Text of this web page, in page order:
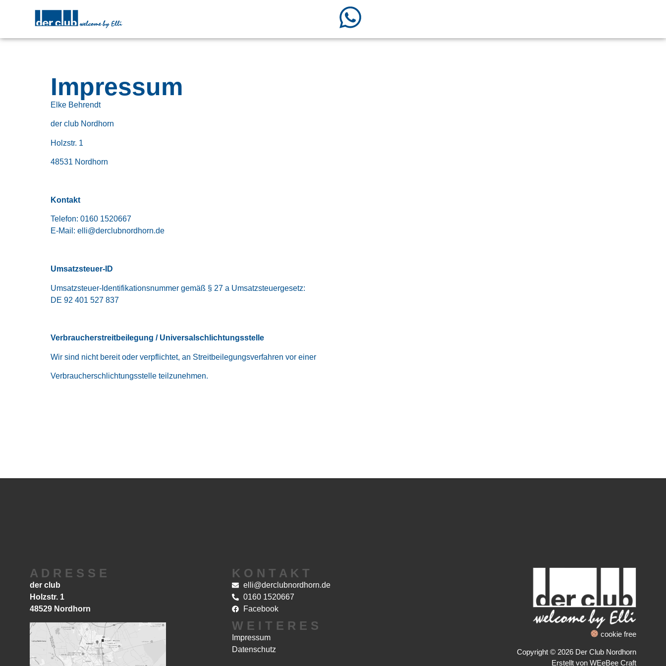
Impressum
Elke Behrendt
der club Nordhorn
Holzstr. 1
48531 Nordhorn
Kontakt
Telefon: 0160 1520667
E-Mail: elli@derclubnordhorn.de
Umsatzsteuer-ID
Umsatzsteuer-Identifikationsnummer gemäß § 27 a Umsatzsteuergesetz:
DE 92 401 527 837
Verbraucherstreitbeilegung / Universalschlichtungsstelle
Wir sind nicht bereit oder verpflichtet, an Streitbeilegungsverfahren vor einer
Verbraucherschlichtungsstelle teilzunehmen.
A D R E S S E
der club
Holzstr. 1
48529 Nordhorn
K O N T A K T
elli@derclubnordhorn.de
0160 1520667
Facebook
W E I T E R E S
Impressum
Datenschutz
cookie free
Copyright © 2026 Der Club Nordhorn
Erstellt von WEeBee Craft